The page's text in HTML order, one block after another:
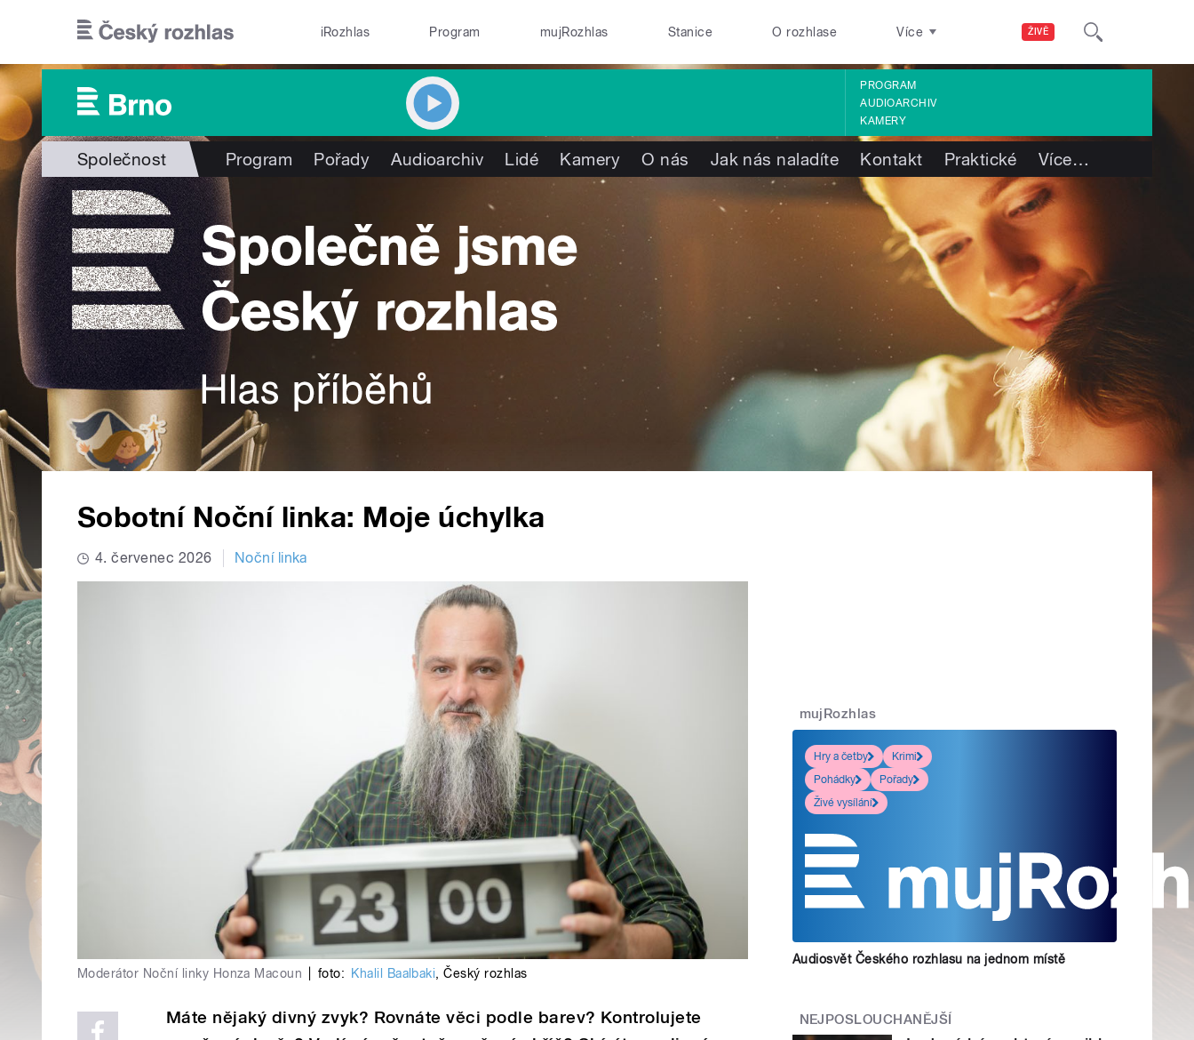
ŽIVĚ
iRozhlas Program mujRozhlas Stanice O rozhlase Více
PROGRAM
AUDIOARCHIV
KAMERY
Společnost Program Pořady Audioarchiv Lidé Kamery O nás Jak nás naladíte Kontakt Praktické Více…
Sobotní Noční linka: Moje úchylka
4. červenec 2026 Noční linka
Moderátor Noční linky Honza Macoun foto: Khalil Baalbaki,Český rozhlas
Máte nějaký divný zvyk? Rovnáte věci podle barev? Kontrolujete
mujRozhlas
Hry a četby
Krimi
Pohádky
Pořady
Živé vysílání
Audiosvět Českého rozhlasu na jednom místě
NEJPOSLOUCHANĚJŠÍ